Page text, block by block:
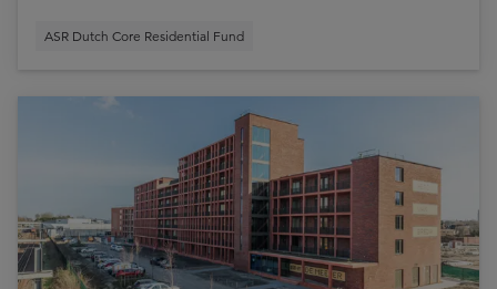
ASR Dutch Core Residential Fund